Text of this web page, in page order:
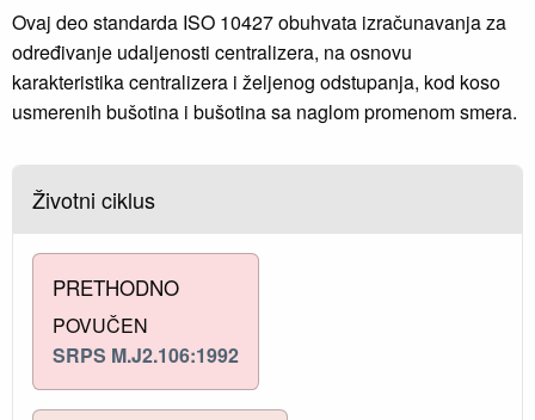
Ovaj deo standarda ISO 10427 obuhvata izračunavanja za
određivanje udaljenosti centralizera, na osnovu
karakteristika centralizera i željenog odstupanja, kod koso
usmerenih bušotina i bušotina sa naglom promenom smera.
Životni ciklus
PRETHODNO
POVUČEN
SRPS M.J2.106:1992